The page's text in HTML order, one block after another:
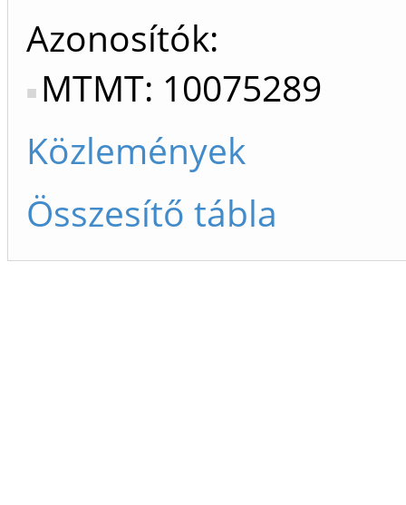
Azonosítók
MTMT: 10075289
Közlemények
Összesítő tábla